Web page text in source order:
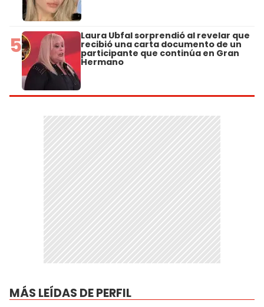
5 Laura Ubfal sorprendió al revelar que
recibió una carta documento de un
participante que continúa en Gran
Hermano
MÁS LEÍDAS DE PERFIL